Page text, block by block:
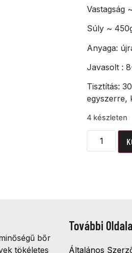
Vastagság
Súly ~
Anyaga:
Javasolt :
Tisztítás:
egyszerre,
4 készleten
bőr
tökéletes
További
Általános